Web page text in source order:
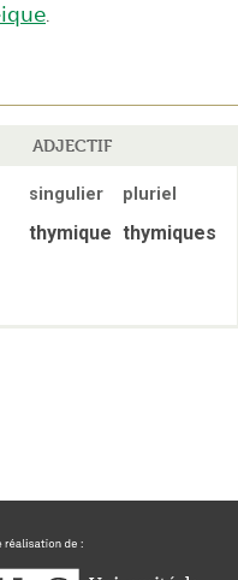
.
ADJECTIF
singulier
pluriel
thymique thymiques